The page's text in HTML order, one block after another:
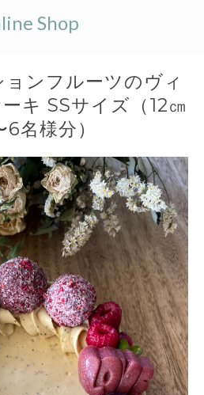
Shop
ンフルーツのヴィ
キ SSサイズ（12㎝
名様分）